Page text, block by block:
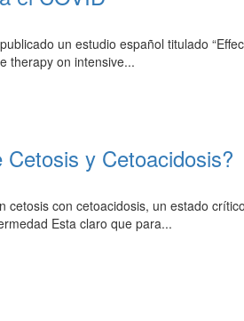
un estudio español titulado
therapy on intensive...
y Cetoacidosis?
cetosis con cetoacidosis, un estado
Esta claro que para...